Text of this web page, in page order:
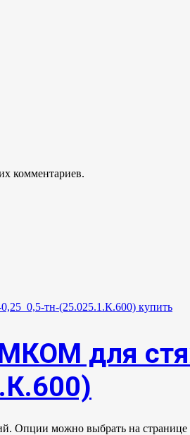
комментариев.
для
Опции можно выбрать на странице